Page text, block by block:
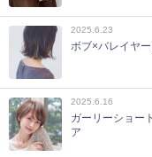
2025.6.23
ボブ×バレイヤ
2025.6.16
ガーリーショー
ア